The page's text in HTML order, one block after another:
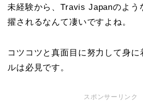
未経験から、Travis Japanのよう
擢されるなんて凄いですよね。
コツコツと真面目に努力して身に
ルは必見です。
スポンサーリンク